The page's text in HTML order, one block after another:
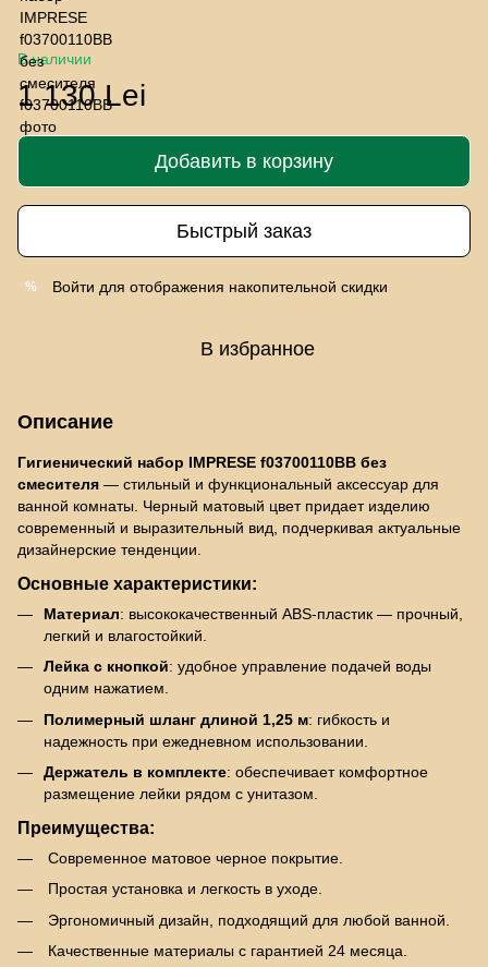
В наличии
1 130 Lei
Добавить в корзину
Быстрый заказ
% Войти для отображения накопительной скидки
В избранное
Описание
Гигиенический набор IMPRESE f03700110BB без
смесителя — стильный и функциональный аксессуар для
ванной комнаты. Черный матовый цвет придает изделию
современный и выразительный вид, подчеркивая актуальные
дизайнерские тенденции.
Основные характеристики:
Материал: высококачественный ABS-пластик — прочный,
легкий и влагостойкий.
Лейка с кнопкой: удобное управление подачей воды
одним нажатием.
Полимерный шланг длиной 1,25 м: гибкость и
надежность при ежедневном использовании.
Держатель в комплекте: обеспечивает комфортное
размещение лейки рядом с унитазом.
Преимущества:
Современное матовое черное покрытие.
Простая установка и легкость в уходе.
Эргономичный дизайн, подходящий для любой ванной.
Качественные материалы с гарантией 24 месяца.